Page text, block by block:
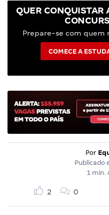
QUER CONQUISTAR
Prepare-se com quem
COMECE A
Por
Publicado
1 min.
2 0